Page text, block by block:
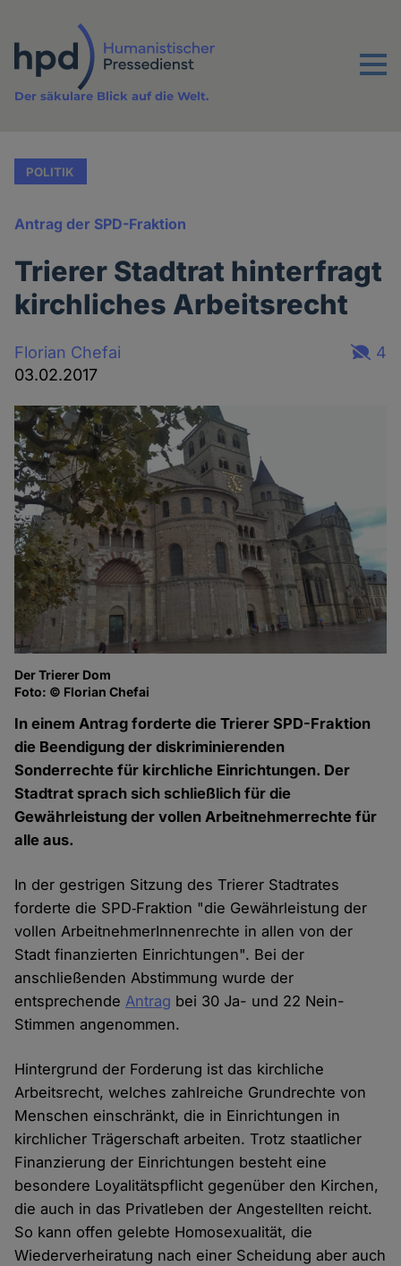
Inhalt
Menu
Der säkulare Blick auf die Welt.
POLITIK
Antrag der SPD-Fraktion
Trierer Stadtrat hinterfragt
kirchliches Arbeitsrecht
Florian Chefai
03.02.2017
4
Der Trierer Dom
Foto: © Florian Chefai
In einem Antrag forderte die Trierer SPD-Fraktion
die Beendigung der diskriminierenden
Sonderrechte für kirchliche Einrichtungen. Der
Stadtrat sprach sich schließlich für die
Gewährleistung der vollen Arbeitnehmerrechte für
alle aus.
In der gestrigen Sitzung des Trierer Stadtrates
forderte die SPD‑Fraktion "die Gewährleistung der
vollen ArbeitnehmerInnenrechte in allen von der
Stadt finanzierten Einrichtungen". Bei der
anschließenden Abstimmung wurde der
entsprechendeAntrag bei 30 Ja- und 22 Nein-
Stimmen angenommen.
Hintergrund der Forderung ist das kirchliche
Arbeitsrecht, welches zahlreiche Grundrechte von
Menschen einschränkt, die in Einrichtungen in
kirchlicher Trägerschaft arbeiten. Trotz staatlicher
Finanzierung der Einrichtungen besteht eine
besondere Loyalitätspflicht gegenüber den Kirchen,
die auch in das Privatleben der Angestellten reicht.
So kann offen gelebte Homosexualität, die
Wiederverheiratung nach einer Scheidung aber auch